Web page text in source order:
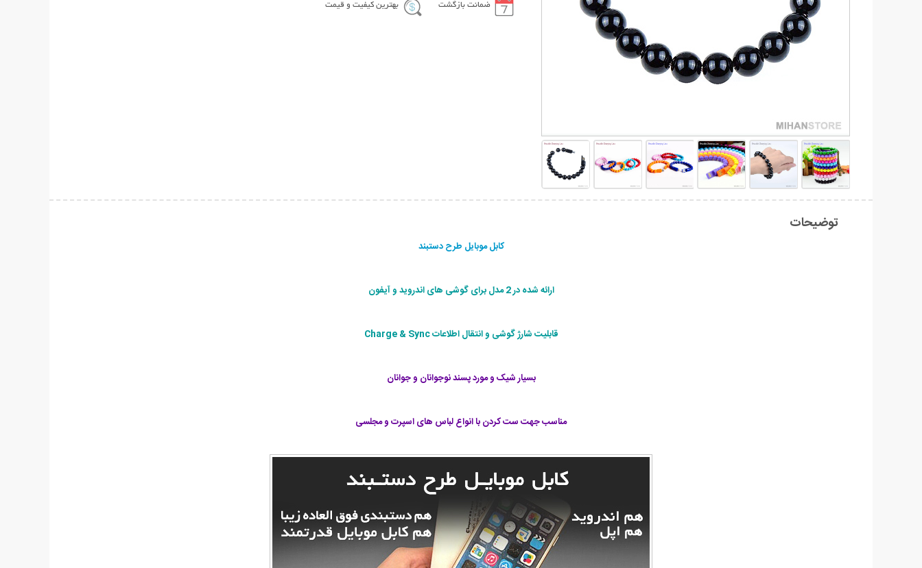
ضمانت بازگشت بهترین کیفیت و قیمت
توضیحات
کابل موبایل طرح دستبند
ارائه شده در 2 مدل برای گوشی های اندروید و آیفون
قابلیت شارژ گوشی و انتقال اطلاعات Charge & Sync
بسیار شیک و مورد پسند نوجوانان و جوانان
مناسب جهت ست کردن با انواع لباس های اسپرت و مجلسی